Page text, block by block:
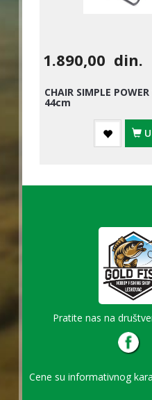
1.890,00 din.
CHAIR SIMPLE
44cm
U
Pratite nas na
Cene su informativnog